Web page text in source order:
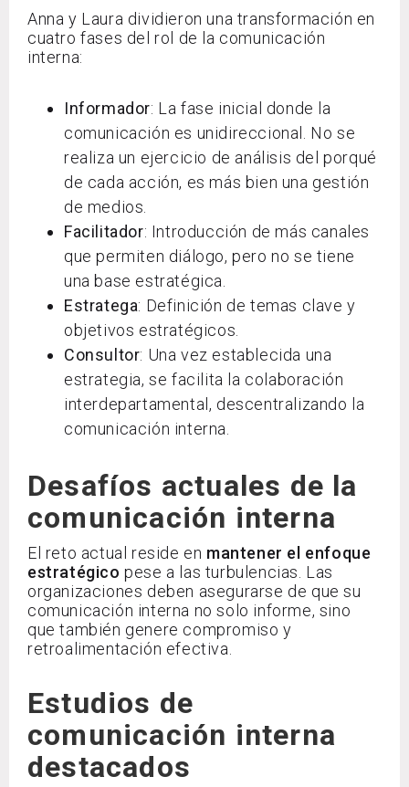
Anna y Laura dividieron una transformación en
cuatro fases del rol de la comunicación
interna:
Informador: La fase inicial donde la
comunicación es unidireccional. No se
realiza un ejercicio de análisis del porqué
de cada acción, es más bien una gestión
de medios.
Facilitador: Introducción de más canales
que permiten diálogo, pero no se tiene
una base estratégica.
Estratega: Definición de temas clave y
objetivos estratégicos.
Consultor: Una vez establecida una
estrategia, se facilita la colaboración
interdepartamental, descentralizando la
comunicación interna.
Desafíos actuales de la
comunicación interna
El reto actual reside en mantener el enfoque
estratégico pese a las turbulencias. Las
organizaciones deben asegurarse de que su
comunicación interna no solo informe, sino
que también genere compromiso y
retroalimentación efectiva.
Estudios de
comunicación interna
destacados